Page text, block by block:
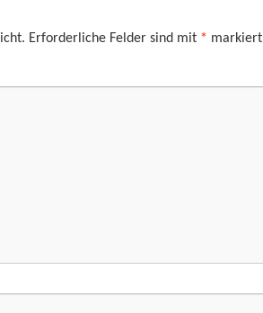
Erforderliche Felder sind mit * markiert